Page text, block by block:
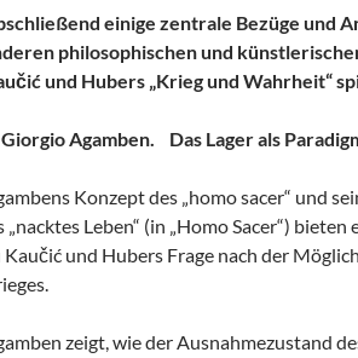
einige zentrale Bezüge und
philosophischen und
und Hubers „Krieg und Wahrheit“
Giorgio Agamben. Das Lager als
Konzept des „homo sacer“ und
„nacktes Leben“ (in „Homo Sacer“)
Kaučić und Hubers Frage nach der
zeigt, wie der Ausnahmezustand